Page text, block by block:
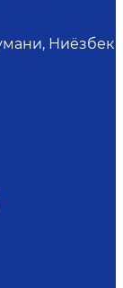
Ниёзбек